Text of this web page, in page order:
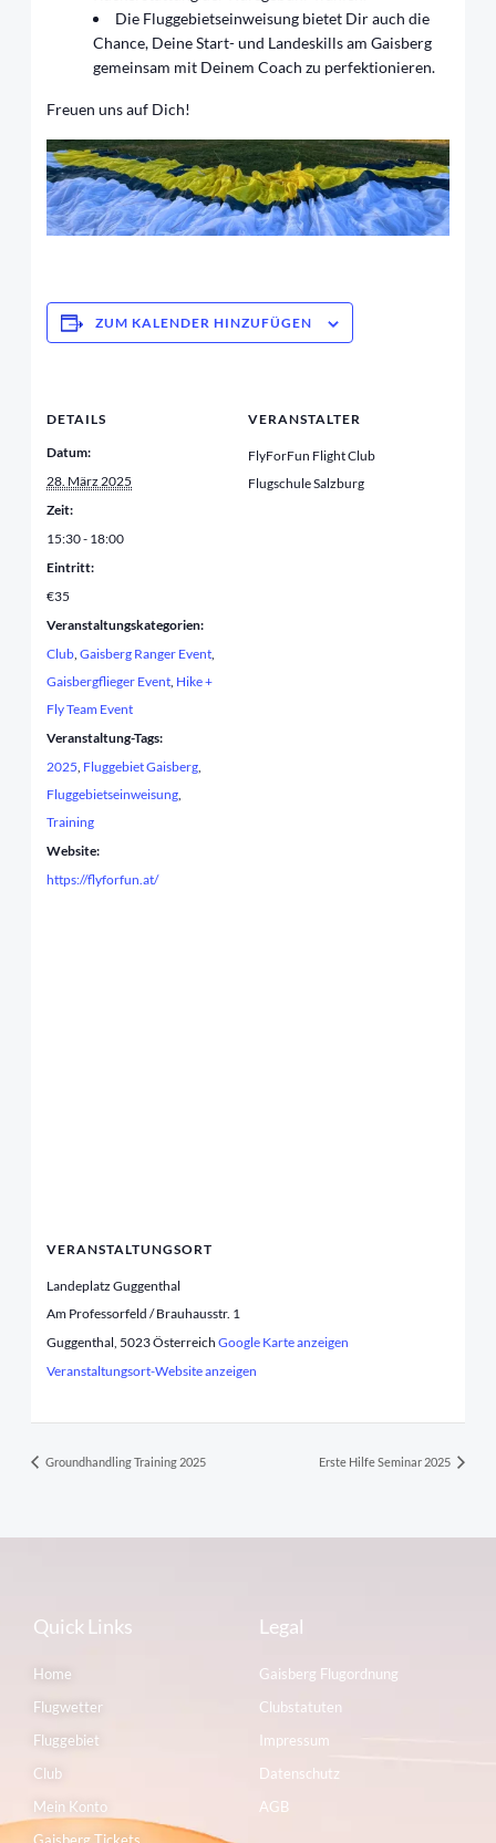
Die Fluggebietseinweisung bietet Dir auch die
Chance, Deine Start- und Landeskills am Gaisberg
gemeinsam mit Deinem Coach zu perfektionieren.
Freuen uns auf Dich!
ZUM KALENDER HINZUFÜGEN
DETAILS
Datum:
28. März 2025
Zeit:
15:30 - 18:00
Eintritt:
€35
Veranstaltungskategorien:
Club,Gaisberg Ranger Event,
Gaisbergflieger Event, Hike +
Fly Team Event
Veranstaltung-Tags:
2025, Fluggebiet Gaisberg,
Fluggebietseinweisung,
Training
Website:
https://flyforfun.at/
VERANSTALTER
FlyForFun Flight Club
Flugschule Salzburg
VERANSTALTUNGSORT
Landeplatz Guggenthal
Am Professorfeld / Brauhausstr. 1
Guggenthal, 5023Österreich Google Karte anzeigen
Veranstaltungsort-Website anzeigen
Groundhandling Training 2025 Erste Hilfe Seminar 2025
Quick Links
Home
Flugwetter
Fluggebiet
Club
Mein Konto
Legal
Gaisberg Flugordnung
Clubstatuten
Impressum
Datenschutz
AGB